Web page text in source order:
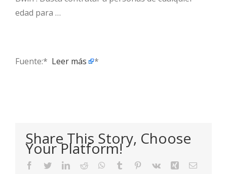
edad para …
Fuente:* ​ Leer más *
Share This Story, Choose
Your Platform!
Facebook
TwitterLinkedIn
Reddit WhatsApp
Tumblr Pinterest
Vk Xing Email